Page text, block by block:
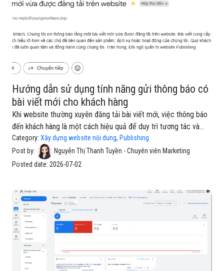
Hướng dẫn sử dụng tính năng gửi thông báo có
bài viết mới cho khách hàng
Khi website thường xuyên đăng tải bài viết mới, việc thông báo
đến khách hàng là một cách hiệu quả để duy trì tương tác và
giúp khách hàng không bỏ lỡ những nội dung quan trọng. Thay vì
chỉ đăng bài và chờ người dùng tự truy cập, doanh nghiệp có
thể chủ động gửi thông báo để nhắc khách hàng về bài viết, tin
khách hàng.Bạn có thể tham khảo và nội dung hướng dẫn chi tiết
tại đây: Hướng dẫn sử dụng tính năng gửi thông báo có bài viết
mới cho khách hàng trên EzyCRM. 1. Truy cập và
Category: Xây dựng website nội dung, Publishing
Post by:
Nguyễn Thị Thanh Tuyền - Chuyên viên Marketing
Posted date: 2026-07-02